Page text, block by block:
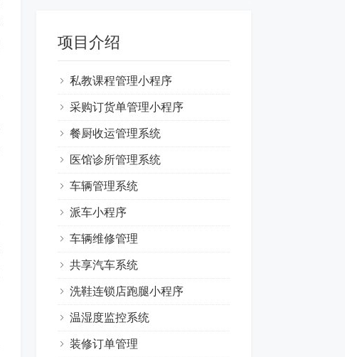
项目介绍
私教课程管理小程序
采购订货单管理小程序
餐厨收运管理系统
医馆诊所管理系统
车辆管理系统
派车小程序
车辆维修管理
共享汽车系统
洗鞋连锁店跑腿小程序
温湿度监控系统
装修订单管理